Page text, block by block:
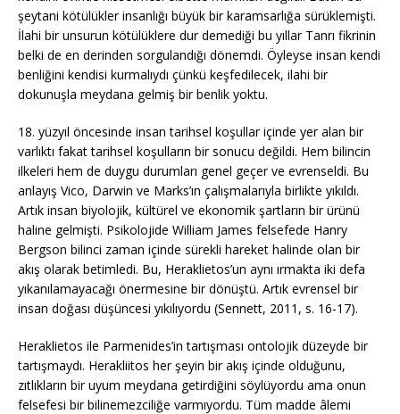
şeytani kötülükler insanlığı büyük bir karamsarlığa sürüklemişti.
İlahi bir unsurun kötülüklere dur demediği bu yıllar Tanrı fikrinin
belki de en derinden sorgulandığı dönemdi. Öyleyse insan kendi
benliğini kendisi kurmalıydı çünkü keşfedilecek, ilahi bir
dokunuşla meydana gelmiş bir benlik yoktu.
18. yüzyıl öncesinde insan tarihsel koşullar içinde yer alan bir
varlıktı fakat tarihsel koşulların bir sonucu değildi. Hem bilincin
ilkeleri hem de duygu durumları genel geçer ve evrenseldi. Bu
anlayış Vico, Darwin ve Marks’ın çalışmalarıyla birlikte yıkıldı.
Artık insan biyolojik, kültürel ve ekonomik şartların bir ürünü
haline gelmişti. Psikolojide William James felsefede Hanry
Bergson bilinci zaman içinde sürekli hareket halinde olan bir
akış olarak betimledi. Bu, Heraklietos’un aynı ırmakta iki defa
yıkanılamayacağı önermesine bir dönüştü. Artık evrensel bir
insan doğası düşüncesi yıkılıyordu (Sennett, 2011, s. 16-17).
Heraklietos ile Parmenides’in tartışması ontolojik düzeyde bir
tartışmaydı. Herakliitos her şeyin bir akış içinde olduğunu,
zıtlıkların bir uyum meydana getirdiğini söylüyordu ama onun
felsefesi bir bilinemezciliğe varmıyordu. Tüm madde âlemi